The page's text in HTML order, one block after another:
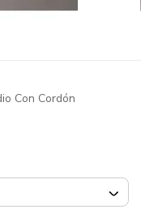
Con Cordón